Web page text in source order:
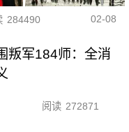
284490 02-08
叛军184师：全消
阅读 272871